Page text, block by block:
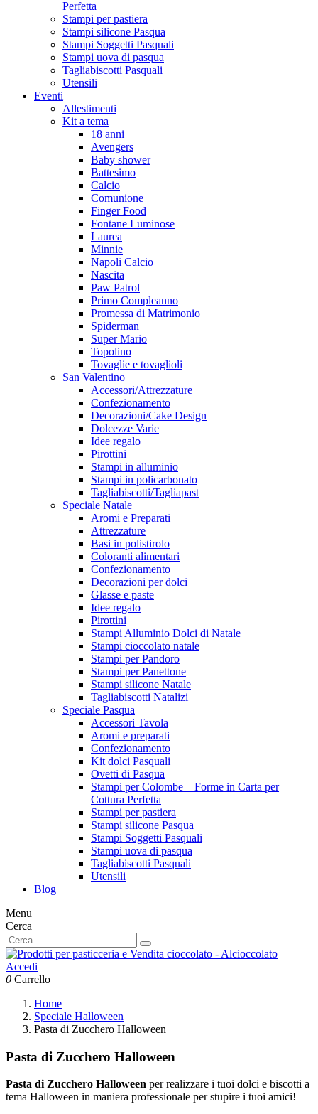
Perfetta
Stampi per pastiera
Stampi silicone Pasqua
Stampi Soggetti Pasquali
Stampi uova di pasqua
Tagliabiscotti Pasquali
Utensili
Eventi
Allestimenti
Kit a tema
18 anni
Avengers
Baby shower
Battesimo
Calcio
Comunione
Finger Food
Fontane Luminose
Laurea
Minnie
Napoli Calcio
Nascita
Paw Patrol
Primo Compleanno
Promessa di Matrimonio
Spiderman
Super Mario
Topolino
Tovaglie e tovaglioli
San Valentino
Accessori/Attrezzature
Confezionamento
Decorazioni/Cake Design
Dolcezze Varie
Idee regalo
Pirottini
Stampi in alluminio
Stampi in policarbonato
Tagliabiscotti/Tagliapast
Speciale Natale
Aromi e Preparati
Attrezzature
Basi in polistirolo
Coloranti alimentari
Confezionamento
Decorazioni per dolci
Glasse e paste
Idee regalo
Pirottini
Stampi Alluminio Dolci di Natale
Stampi cioccolato natale
Stampi per Pandoro
Stampi per Panettone
Stampi silicone Natale
Tagliabiscotti Natalizi
Speciale Pasqua
Accessori Tavola
Aromi e preparati
Confezionamento
Kit dolci Pasquali
Ovetti di Pasqua
Stampi per Colombe – Forme in Carta per
Cottura Perfetta
Stampi per pastiera
Stampi silicone Pasqua
Stampi Soggetti Pasquali
Stampi uova di pasqua
Tagliabiscotti Pasquali
Utensili
Blog
Menu
Cerca
Accedi
0 Carrello
Home
Speciale Halloween
Pasta di Zucchero Halloween
Pasta di Zucchero Halloween
Pasta di Zucchero Halloween per realizzare i tuoi dolci e biscotti a
tema Halloween in maniera professionale per stupire i tuoi amici!